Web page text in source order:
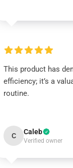
This product has
efficiency; it’s a
routine.
C Caleb
Verified owner